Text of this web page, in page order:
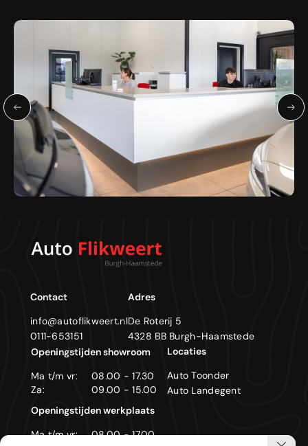
Contact
info@autoflikweert.nl
0111-653151
Adres
De Roterij 5
4328 BB Burgh-Haamstede
Openingstijden showroom
Ma t/m vr:
08.00 - 17.30
Za:
09.00 - 15.00
Openingstijden werkplaats
Ma t/m vr:
08.00 - 17.00
Locaties
Auto Toonder
Auto Landegent